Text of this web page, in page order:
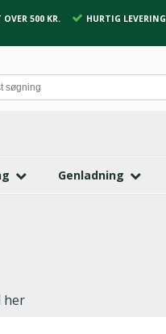
OVER 500 KR. HURTIG LEVERING
Genladning
her